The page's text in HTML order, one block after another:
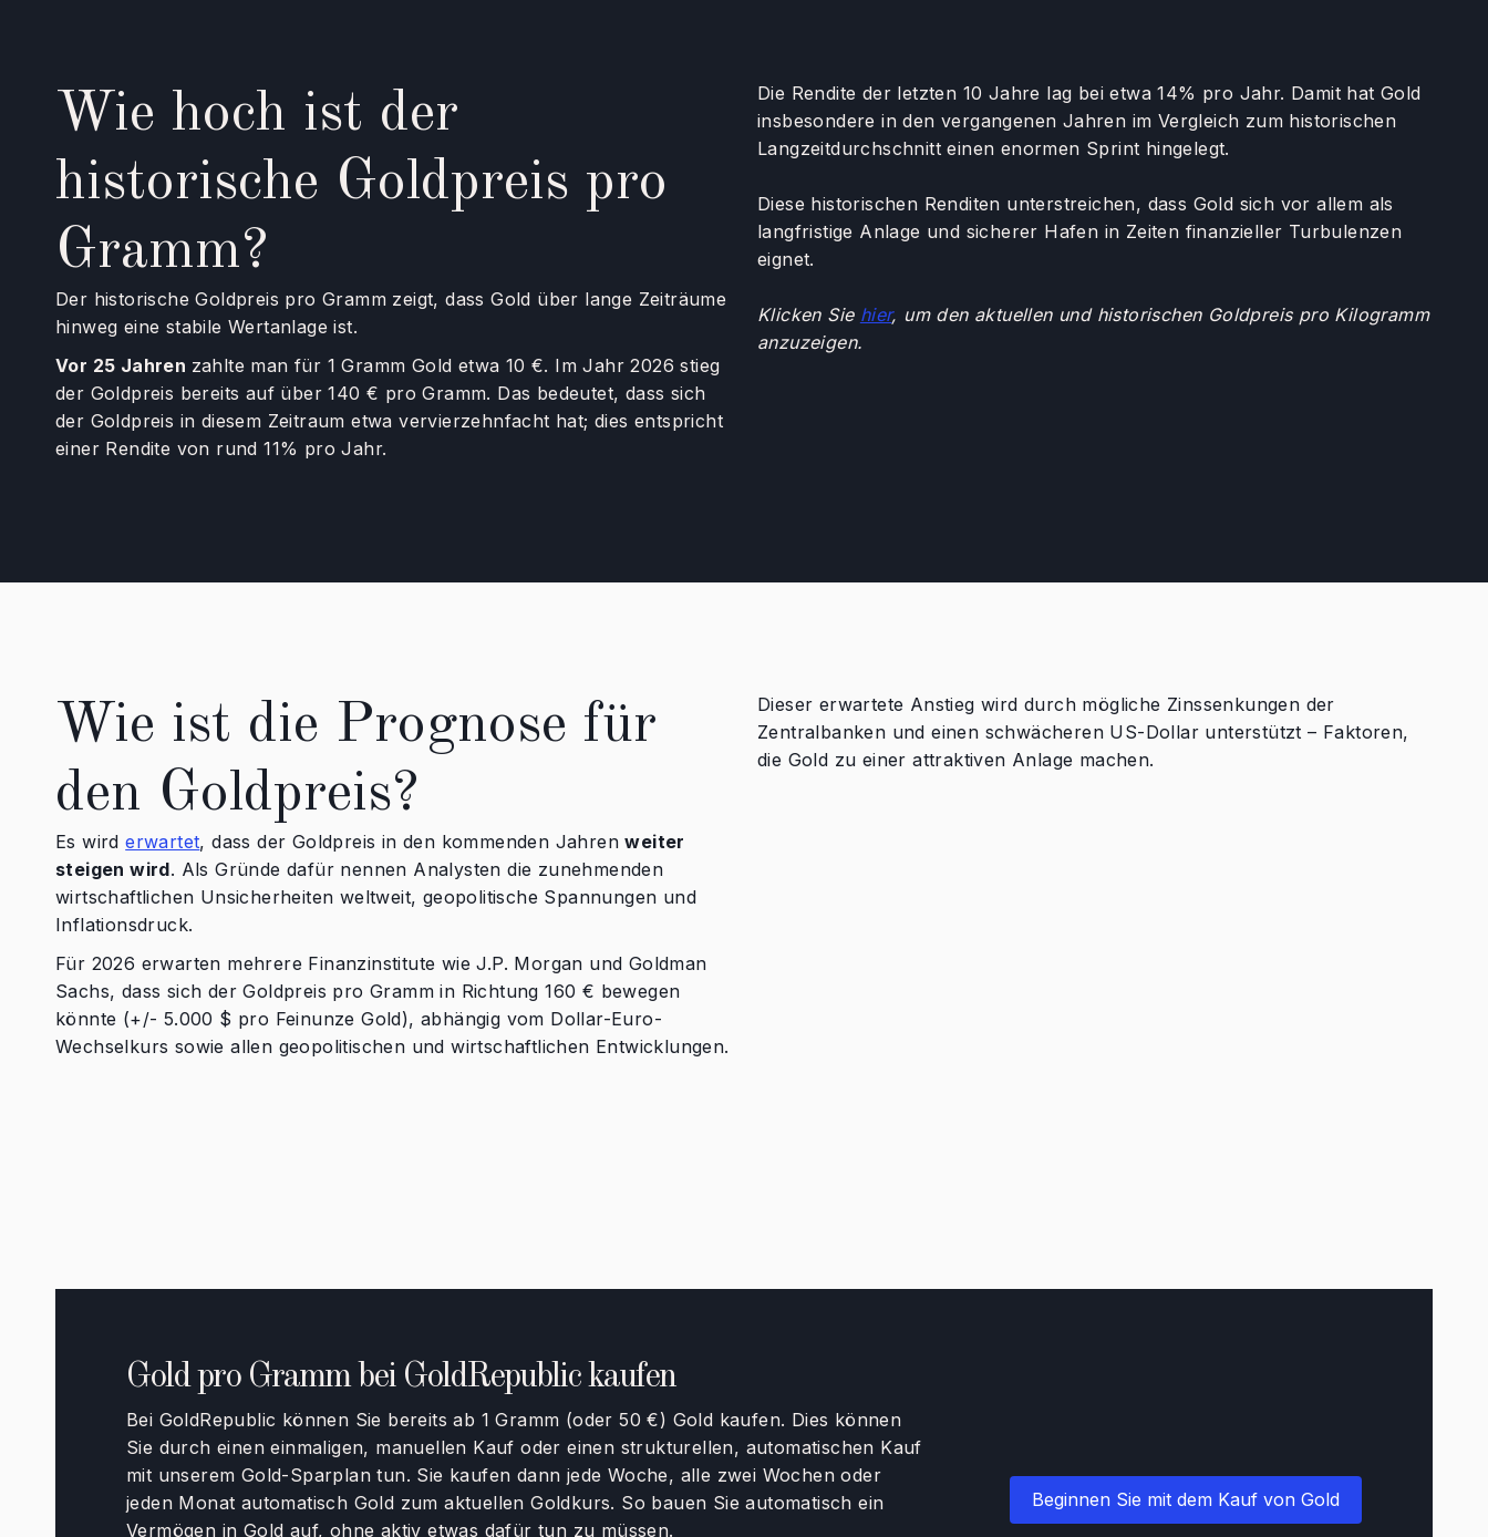
Wie hoch ist der
historische Goldpreis pro
Gramm?
Der historische Goldpreis pro Gramm zeigt, dass Gold über lange Zeiträume
hinweg eine stabile Wertanlage ist.
Vor 25 Jahren zahlte man für 1 Gramm Gold etwa 10 €. Im Jahr 2026 stieg
der Goldpreis bereits auf über 140 € pro Gramm. Das bedeutet, dass sich
der Goldpreis in diesem Zeitraum etwa vervierzehnfacht hat; dies entspricht
einer Rendite von rund 11% pro Jahr.
Die Rendite der letzten 10 Jahre lag bei etwa 14% pro Jahr. Damit hat Gold
insbesondere in den vergangenen Jahren im Vergleich zum historischen
Langzeitdurchschnitt einen enormen Sprint hingelegt.
Diese historischen Renditen unterstreichen, dass Gold sich vor allem als
langfristige Anlage und sicherer Hafen in Zeiten finanzieller Turbulenzen
eignet.
Klicken Sie hier, um den aktuellen und historischen Goldpreis pro Kilogramm
anzuzeigen.
Wie ist die Prognose für
den Goldpreis?
Es wirderwartet, dass der Goldpreis in den kommenden Jahrenweiter
steigen wird. Als Gründe dafür nennen Analysten die zunehmenden
wirtschaftlichen Unsicherheiten weltweit, geopolitische Spannungen und
Inflationsdruck.
Für 2026 erwarten mehrere Finanzinstitute wie J.P. Morgan und Goldman
Sachs, dass sich der Goldpreis pro Gramm in Richtung 160 € bewegen
könnte (+/- 5.000 $ pro Feinunze Gold), abhängig vom Dollar-Euro-
Wechselkurs sowie allen geopolitischen und wirtschaftlichen Entwicklungen.
Dieser erwartete Anstieg wird durch mögliche Zinssenkungen der
Zentralbanken und einen schwächeren US-Dollar unterstützt – Faktoren,
die Gold zu einer attraktiven Anlage machen.
Gold pro Gramm bei GoldRepublic kaufen
Bei GoldRepublic können Sie bereits ab 1 Gramm (oder 50 €) Gold kaufen. Dies können
Sie durch einen einmaligen, manuellen Kauf oder einen strukturellen, automatischen Kauf
mit unserem Gold-Sparplan tun. Sie kaufen dann jede Woche, alle zwei Wochen oder
jeden Monat automatisch Gold zum aktuellen Goldkurs. So bauen Sie automatisch ein
Vermögen in Gold auf, ohne aktiv etwas dafür tun zu müssen.
Beginnen Sie mit dem Kauf von Gold